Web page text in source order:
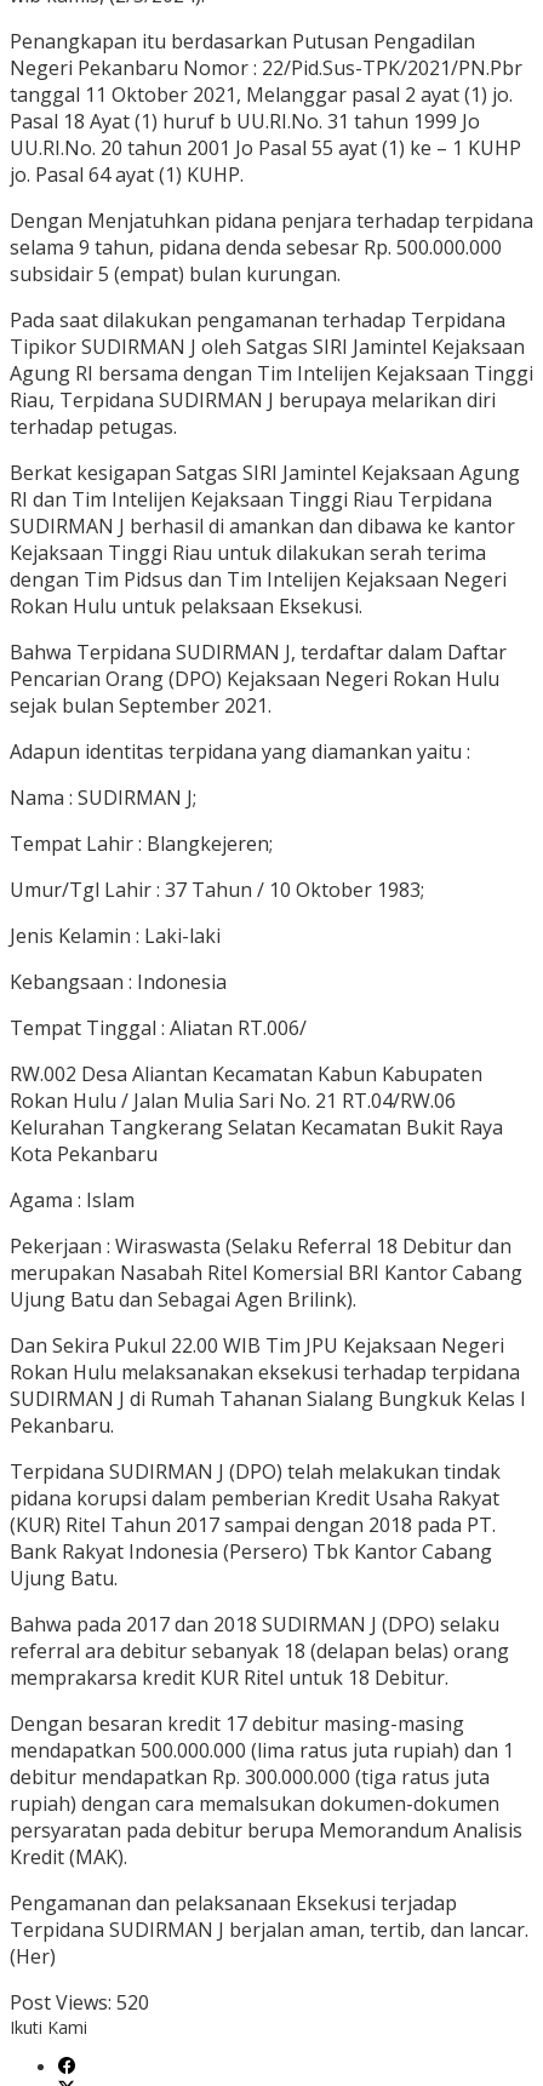
Penangkapan itu berdasarkan Putusan Pengadilan
Negeri Pekanbaru Nomor : 22/Pid.Sus-TPK/2021/PN.Pbr
tanggal 11 Oktober 2021, Melanggar pasal 2 ayat (1) jo.
Pasal 18 Ayat (1) huruf b UU.RI.No. 31 tahun 1999 Jo
UU.RI.No. 20 tahun 2001 Jo Pasal 55 ayat (1) ke – 1 KUHP
jo. Pasal 64 ayat (1) KUHP.
Dengan Menjatuhkan pidana penjara terhadap terpidana
selama 9 tahun, pidana denda sebesar Rp. 500.000.000
subsidair 5 (empat) bulan kurungan.
Pada saat dilakukan pengamanan terhadap Terpidana
Tipikor SUDIRMAN J oleh Satgas SIRI Jamintel Kejaksaan
Agung RI bersama dengan Tim Intelijen Kejaksaan Tinggi
Riau, Terpidana SUDIRMAN J berupaya melarikan diri
terhadap petugas.
Berkat kesigapan Satgas SIRI Jamintel Kejaksaan Agung
RI dan Tim Intelijen Kejaksaan Tinggi Riau Terpidana
SUDIRMAN J berhasil di amankan dan dibawa ke kantor
Kejaksaan Tinggi Riau untuk dilakukan serah terima
dengan Tim Pidsus dan Tim Intelijen Kejaksaan Negeri
Rokan Hulu untuk pelaksaan Eksekusi.
Bahwa Terpidana SUDIRMAN J, terdaftar dalam Daftar
Pencarian Orang (DPO) Kejaksaan Negeri Rokan Hulu
sejak bulan September 2021.
Adapun identitas terpidana yang diamankan yaitu :
Nama : SUDIRMAN J;
Tempat Lahir : Blangkejeren;
Umur/Tgl Lahir : 37 Tahun / 10 Oktober 1983;
Jenis Kelamin : Laki-laki
Kebangsaan : Indonesia
Tempat Tinggal : Aliatan RT.006/
RW.002 Desa Aliantan Kecamatan Kabun Kabupaten
Rokan Hulu / Jalan Mulia Sari No. 21 RT.04/RW.06
Kelurahan Tangkerang Selatan Kecamatan Bukit Raya
Kota Pekanbaru
Agama : Islam
Pekerjaan : Wiraswasta (Selaku Referral 18 Debitur dan
merupakan Nasabah Ritel Komersial BRI Kantor Cabang
Ujung Batu dan Sebagai Agen Brilink).
Dan Sekira Pukul 22.00 WIB Tim JPU Kejaksaan Negeri
Rokan Hulu melaksanakan eksekusi terhadap terpidana
SUDIRMAN J di Rumah Tahanan Sialang Bungkuk Kelas I
Pekanbaru.
Terpidana SUDIRMAN J (DPO) telah melakukan tindak
pidana korupsi dalam pemberian Kredit Usaha Rakyat
(KUR) Ritel Tahun 2017 sampai dengan 2018 pada PT.
Bank Rakyat Indonesia (Persero) Tbk Kantor Cabang
Ujung Batu.
Bahwa pada 2017 dan 2018 SUDIRMAN J (DPO) selaku
referral ara debitur sebanyak 18 (delapan belas) orang
memprakarsa kredit KUR Ritel untuk 18 Debitur.
Dengan besaran kredit 17 debitur masing-masing
mendapatkan 500.000.000 (lima ratus juta rupiah) dan 1
debitur mendapatkan Rp. 300.000.000 (tiga ratus juta
rupiah) dengan cara memalsukan dokumen-dokumen
persyaratan pada debitur berupa Memorandum Analisis
Kredit (MAK).
Pengamanan dan pelaksanaan Eksekusi terjadap
Terpidana SUDIRMAN J berjalan aman, tertib, dan lancar.
(Her)
Post Views: 520
Ikuti Kami